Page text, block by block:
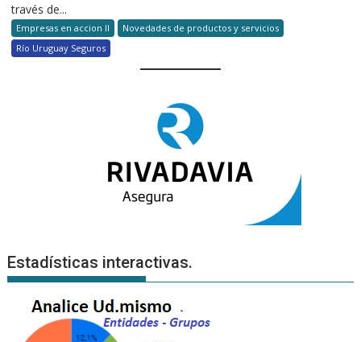
través de...
Empresas en accion II
Novedades de productos y servicios
Río Uruguay Seguros
Estadísticas interactivas.